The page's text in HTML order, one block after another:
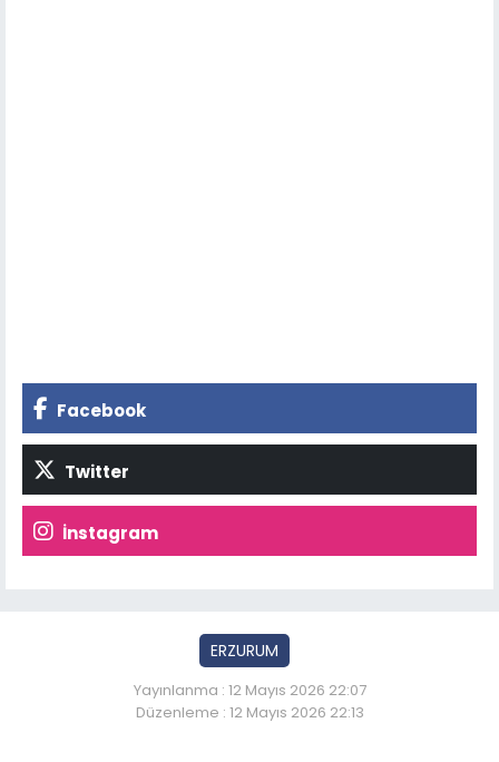
Facebook
Twitter
İnstagram
ERZURUM
Yayınlanma : 12 Mayıs 2026 22:07
Düzenleme : 12 Mayıs 2026 22:13